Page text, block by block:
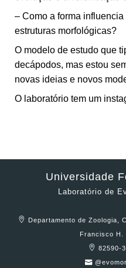
– Como a forma
estruturas morfológicas?
O modelo de estudo que
decápodos, mas estou
novas ideias e novos
O laboratório tem um
Universidade
Laboratório de
Departamento de Zoologia,
Francisco H.
82590-